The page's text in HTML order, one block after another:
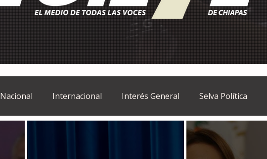
Nacional Internacional Interés General Selva Política
Tragedia Guatemala